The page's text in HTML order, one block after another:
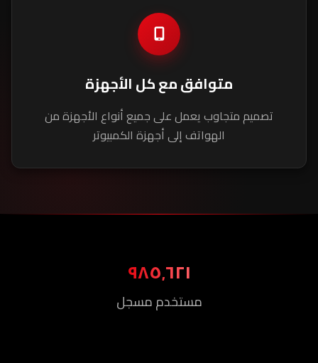
متوافق مع كل الأجهزة
تصميم متجاوب يعمل على جميع أنواع الأجهزة من
الهواتف إلى أجهزة الكمبيوتر
٩٨٥٬٦٢١
مستخدم مسجل